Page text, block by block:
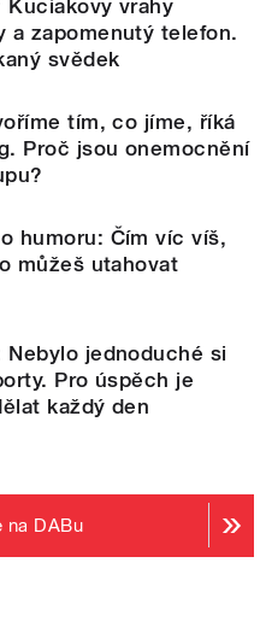
Kuciakovy vrahy
a zapomenutý telefon.
svědek
tím, co jíme, říká
Proč jsou onemocnění
humoru: Čím víc víš,
můžeš utahovat
Nebylo jednoduché si
Pro úspěch je
každý den
na DABu